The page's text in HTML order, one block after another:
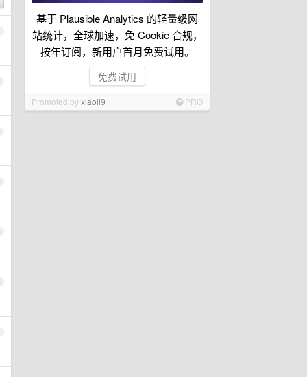
基于 Plausible Analytics 的轻量级网
站统计，全球加速，免 Cookie 合规，
按年订阅，新用户首月免费试用。
免费试用
Promoted byxiaoli9 PRO